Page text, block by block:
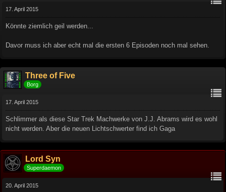
17. April 2015
Könnte ziemlich geil werden...
Davor muss ich aber echt mal die ersten 6 Episoden noch mal sehen.
Three of Five
Borg
17. April 2015
Schlimmer als diese Star Trek Machwerke von J.J. Abrams wird es wohl
nicht werden. Aber die neuen Lichtschwerter find ich Gaga
Lord Syn
Superdaemon
20. April 2015